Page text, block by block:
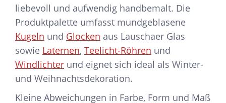
liebevoll und aufwendig handbemalt. Die
Produktpalette umfasst mundgeblasene
Kugeln und Glocken aus Lauschaer Glas
sowie Laternen, Teelicht-Röhren und
Windlichter und eignet sich ideal als Winter-
und Weihnachtsdekoration.
Kleine Abweichungen in Farbe, Form und Maß